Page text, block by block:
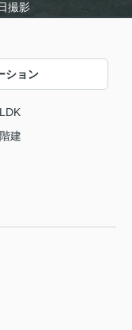
撮影
ション
建